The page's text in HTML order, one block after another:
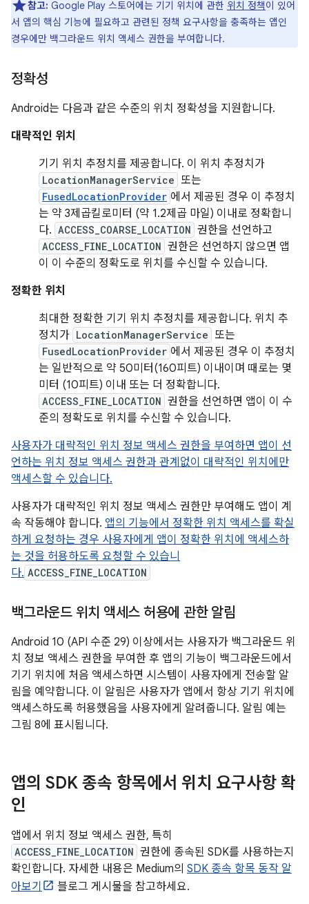
참고: Google Play 스토어에는 기기 위치에 관한 위치 정책이 있어
서 앱의 핵심 기능에 필요하고 관련된 정책 요구사항을 충족하는 앱인
경우에만 백그라운드 위치 액세스 권한을 부여합니다.
정확성
Android는 다음과 같은 수준의 위치 정확성을 지원합니다.
대략적인 위치
기기 위치 추정치를 제공합니다. 이 위치 추정치가
LocationManagerService 또는
FusedLocationProvider 에서 제공된 경우 이 추정치
는 약 3제곱킬로미터 (약 1.2제곱 마일) 이내로 정확합니
다. ACCESS_COARSE_LOCATION 권한을 선언하고
ACCESS_FINE_LOCATION 권한은 선언하지 않으면 앱
이 이 수준의 정확도로 위치를 수신할 수 있습니다.
정확한 위치
최대한 정확한 기기 위치 추정치를 제공합니다. 위치 추
정치가 LocationManagerService 또는
FusedLocationProvider 에서 제공된 경우 이 추정치
는 일반적으로 약 50미터(160피트) 이내이며 때로는 몇
미터 (10피트) 이내 또는 더 정확합니다.
ACCESS_FINE_LOCATION 권한을 선언하면 앱이 이 수
준의 정확도로 위치를 수신할 수 있습니다.
사용자가 대략적인 위치 정보 액세스 권한을 부여하면 앱이 선
언하는 위치 정보 액세스 권한과 관계없이 대략적인 위치에만
액세스할 수 있습니다.
사용자가 대략적인 위치 정보 액세스 권한만 부여해도 앱이 계
속 작동해야 합니다. 앱의 기능에서 정확한 위치 액세스를 확실
하게 요청하는 경우 사용자에게 앱이 정확한 위치에 액세스하
는 것을 허용하도록 요청할 수 있습니
다. ACCESS_FINE_LOCATION
백그라운드 위치 액세스 허용에 관한 알림
Android 10 (API 수준 29) 이상에서는 사용자가 백그라운드 위
치 정보 액세스 권한을 부여한 후 앱의 기능이 백그라운드에서
기기 위치에 처음 액세스하면 시스템이 사용자에게 전송할 알
림을 예약합니다. 이 알림은 사용자가 앱에서 항상 기기 위치에
액세스하도록 허용했음을 사용자에게 알려줍니다. 알림 예는
그림 8에 표시됩니다.
앱의 SDK 종속 항목에서 위치 요구사항 확
인
앱에서 위치 정보 액세스 권한, 특히
ACCESS_FINE_LOCATION 권한에 종속된 SDK를 사용하는지
확인합니다. 자세한 내용은 Medium의 SDK 종속 항목 동작 알
아보기
블로그 게시물을 참고하세요.